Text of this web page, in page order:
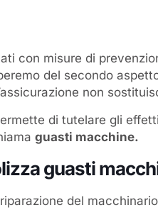
con misure di
del secondo
non
di tutelare gli
guasti macchine.
guasti
del